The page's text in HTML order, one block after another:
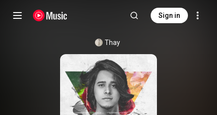
Sign in
Thay